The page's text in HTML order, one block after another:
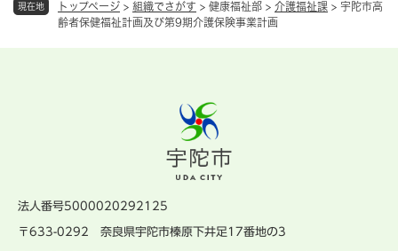
現在地 トップページ > 組織でさがす > 健康福祉部 > 介護福祉課 > 宇陀市高
齢者保健福祉計画及び第9期介護保険事業計画
法人番号5000020292125
〒633-0292 奈良県宇陀市榛原下井足17番地の3